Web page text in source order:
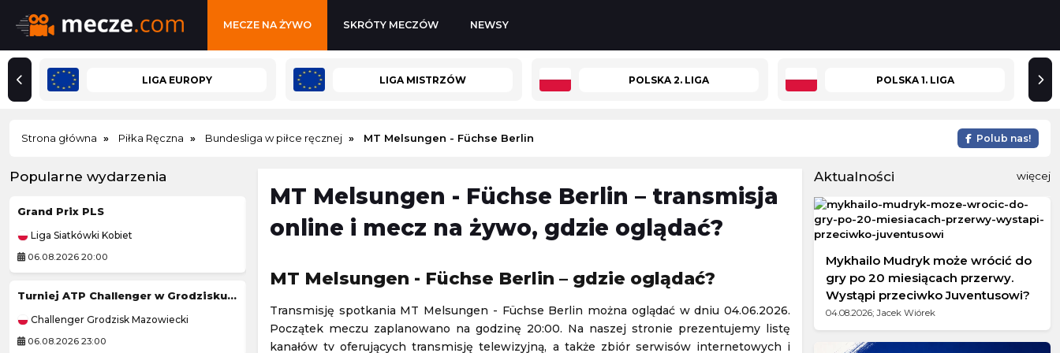
MECZE NA ŻYWO SKRÓTY MECZÓW NEWSY
LIGA EUROPY LIGA MISTRZÓW POLSKA 2. LIGA POLSKA 1. LIGA
Strona główna Piłka Ręczna Bundesliga w piłce ręcznej MT Melsungen - Füchse Berlin Polub nas!
Popularne wydarzenia
Grand Prix PLS
Liga Siatkówki Kobiet
06.08.2026 20:00
Turniej ATP Challenger w Grodzisku Mazowieckim
Challenger Grodzisk Mazowiecki
06.08.2026 23:00
Kolarstwo
06.08.2026 21:45
Liga Europy
06.08.2026 19:30
MT Melsungen - Füchse Berlin – transmisja
online i mecz na żywo, gdzie oglądać?
MT Melsungen - Füchse Berlin – gdzie oglądać?
Transmisję spotkania MT Melsungen - Füchse Berlin można oglądać w dniu 04.06.2026.
Początek meczu zaplanowano na godzinę 20:00. Na naszej stronie prezentujemy listę
kanałów tv oferujących transmisję telewizyjną, a także zbiór serwisów internetowych i
Aktualności więcej
Mykhailo Mudryk może wrócić do
gry po 20 miesiącach przerwy.
Wystąpi przeciwko Juventusowi?
04.08.2026; Jacek Wiórek